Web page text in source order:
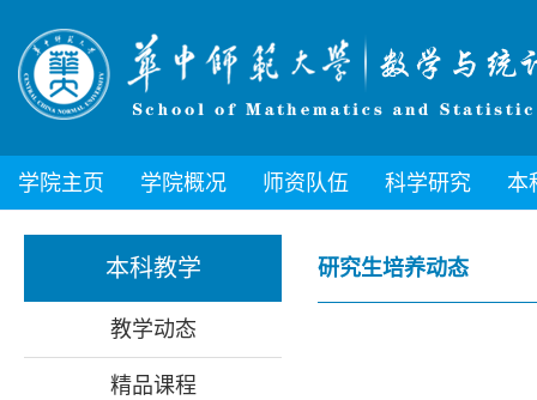
学院主页 学院概况 师资队伍 科学研究 本
本科教学
教学动态
精品课程
研究生培养动态